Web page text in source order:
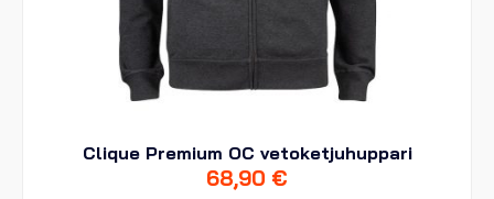
Clique Premium OC vetoketjuhuppari
68,90 €